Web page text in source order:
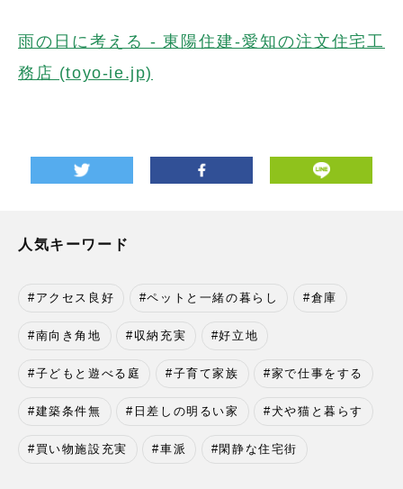
雨の日に考える - 東陽住建-愛知の注文住宅工
務店 (toyo-ie.jp)
人気キーワード
アクセス良好 ペットと一緒の暮らし 倉庫
南向き角地 収納充実 好立地
子どもと遊べる庭 子育て家族 家で仕事をする
建築条件無 日差しの明るい家 犬や猫と暮らす
買い物施設充実 車派 閑静な住宅街